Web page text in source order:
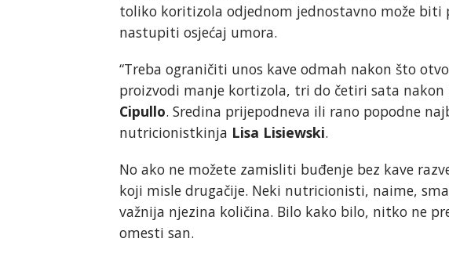
toliko koritizola odjednom jednostavno može biti
nastupiti osjećaj umora.
“Treba ograničiti unos kave odmah nakon što
proizvodi manje kortizola, tri do četiri sata
Cipullo. Sredina prijepodneva ili rano popodne
nutricionistkinja Lisa Lisiewski.
No ako ne možete zamisliti buđenje bez kave
koji misle drugačije. Neki nutricionisti, naime,
važnija njezina količina. Bilo kako bilo, nitko ne
omesti san.